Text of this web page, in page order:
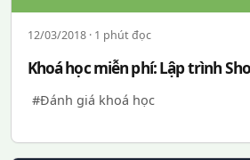
12/03/2018 · 1 phút đọc
Khoá học miễn phí: Lập trình
#Đánh giá khoá học